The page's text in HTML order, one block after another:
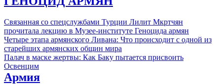
Связанная со спецслужбами Турции Лилит Мкртчян
прочитала лекцию в Музее-институте Геноцида армян
Четыре этапа армянского Ливана: Что происходит с одной из
старейших армянских общин мира
Палач в маске жертвы: Как Баку пытается присвоить
Освенцим
Армия